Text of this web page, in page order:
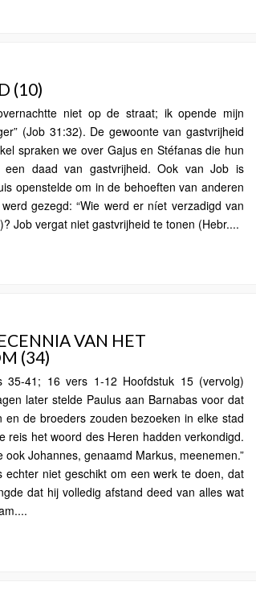
(10)
niet op de straat; ik opende mijn
(Job 31:32). De gewoonte van gastvrijheid
spraken we over Gajus en Stéfanas die hun
een daad van gastvrijheid. Ook van Job is
openstelde om in de behoeften van anderen
gezegd: “Wie werd er níet verzadigd van
Job vergat niet gastvrijheid te tonen (Hebr....
VAN HET
(34)
35-41; 16 vers 1-12 Hoofdstuk 15 (vervolg)
later stelde Paulus aan Barnabas voor dat
en de broeders zouden bezoeken in elke stad
reis het woord des Heren hadden verkondigd.
ook Johannes, genaamd Markus, meenemen.”
echter niet geschikt om een werk te doen, dat
dat hij volledig afstand deed van alles wat